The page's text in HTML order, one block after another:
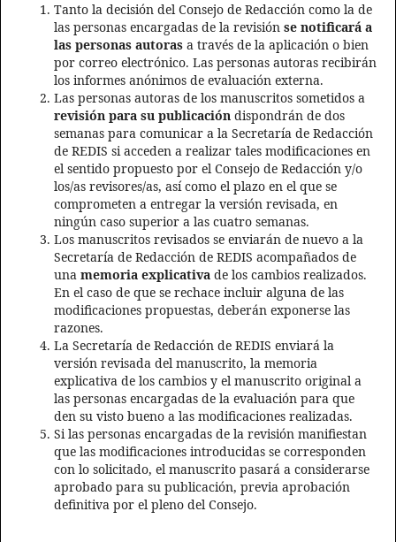
Tanto la decisión del Consejo de Redacción como la de
las personas encargadas de la revisión se notificará a
las personas autoras a través de la aplicación o bien
por correo electrónico. Las personas autoras recibirán
los informes anónimos de evaluación externa.
Las personas autoras de los manuscritos sometidos a
revisión para su publicación dispondrán de dos
semanas para comunicar a la Secretaría de Redacción
de REDIS si acceden a realizar tales modificaciones en
el sentido propuesto por el Consejo de Redacción y/o
los/as revisores/as, así como el plazo en el que se
comprometen a entregar la versión revisada, en
ningún caso superior a las cuatro semanas.
Los manuscritos revisados se enviarán de nuevo a la
Secretaría de Redacción de REDIS acompañados de
una memoria explicativa de los cambios realizados.
En el caso de que se rechace incluir alguna de las
modificaciones propuestas, deberán exponerse las
razones.
La Secretaría de Redacción de REDIS enviará la
versión revisada del manuscrito, la memoria
explicativa de los cambios y el manuscrito original a
las personas encargadas de la evaluación para que
den su visto bueno a las modificaciones realizadas.
Si las personas encargadas de la revisión manifiestan
que las modificaciones introducidas se corresponden
con lo solicitado, el manuscrito pasará a considerarse
aprobado para su publicación, previa aprobación
definitiva por el pleno del Consejo.